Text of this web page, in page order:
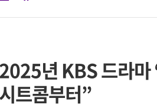
2025년 KBS 드라마
시트콤부터”
이스북
위터
이버복사
씨 작게보기
씨 크게보기
타박스